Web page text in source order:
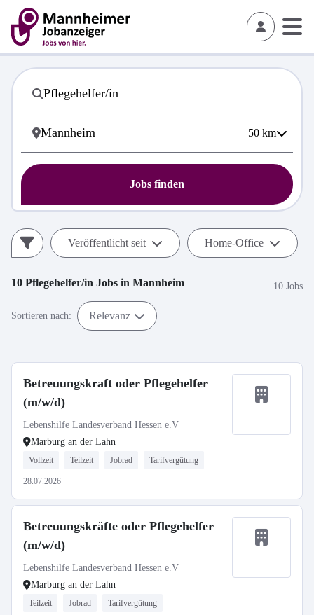
50 km
Jobs finden
Veröffentlicht seit Home-Office
10 Pflegehelfer/in Jobs in Mannheim 10 Jobs
Sortieren nach: Relevanz
Betreuungskraft oder Pflegehelfer
(m/w/d)
Lebenshilfe Landesverband Hessen e.V
Marburg an der Lahn
Vollzeit Teilzeit Jobrad Tarifvergütung
28.07.2026
Betreuungskräfte oder Pflegehelfer
(m/w/d)
Lebenshilfe Landesverband Hessen e.V
Marburg an der Lahn
Teilzeit Jobrad Tarifvergütung